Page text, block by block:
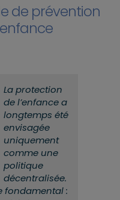
de prévention
La protection
de l’enfance a
longtemps été
envisagée
uniquement
comme une
politique
décentralisée.
fondamental :